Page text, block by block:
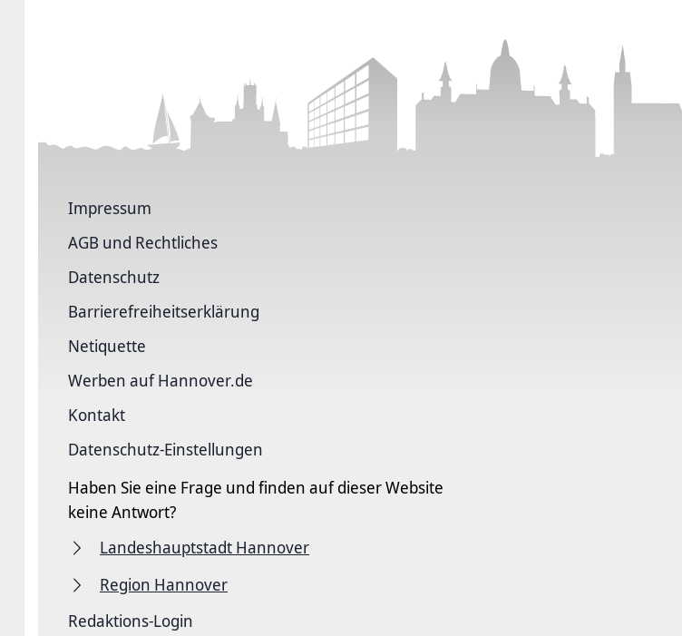
Impressum
AGB und Rechtliches
Datenschutz
Barriere­freiheits­erklärung
Netiquette
Werben auf Hannover.de
Kontakt
Datenschutz-Einstellungen
Haben Sie eine Frage und finden auf dieser Website
keine Antwort?
Landeshauptstadt Hannover
Region Hannover
Redaktions-Login